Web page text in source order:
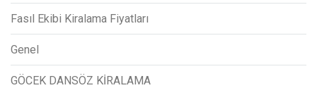
Fasıl Ekibi Kiralama Fiyatları
Genel
GÖCEK DANSÖZ KİRALAMA